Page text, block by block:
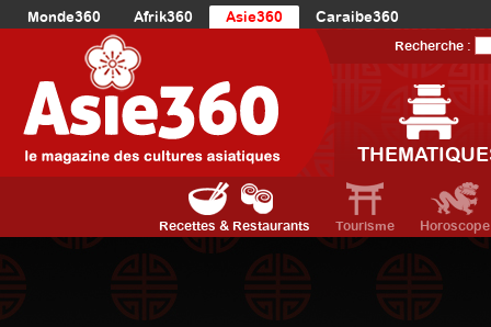
Monde360 Afrik360 Asie360
Caraibe360
Europe360
AmériqueDuNord360
Océanie360
Recherche :
Recettes & Restaurants Tourisme Horoscope